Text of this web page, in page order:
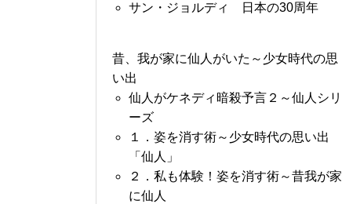
サン・ジョルディ 日本の30周年
昔、我が家に仙人がいた～少女時代の思
い出
仙人がケネディ暗殺予言２～仙人シリ
ーズ
１．姿を消す術～少女時代の思い出
「仙人」
２．私も体験！姿を消す術～昔我が家
に仙人